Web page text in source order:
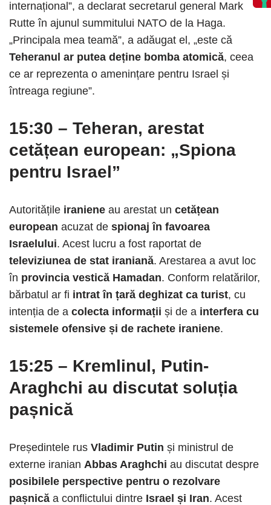
internațional”, a declarat secretarul general Mark
Rutte în ajunul summitului NATO de la Haga.
„Principala mea teamă”, a adăugat el, „este că
Teheranul ar putea deține bomba atomică, ceea
ce ar reprezenta o amenințare pentru Israel și
întreaga regiune”.
15:30 – Teheran, arestat
cetățean european: „Spiona
pentru Israel”
Autoritățile iraniene au arestat un cetățean
european acuzat de spionaj în favoarea
Israelului. Acest lucru a fost raportat de
televiziunea de stat iraniană. Arestarea a avut loc
în provincia vestică Hamadan. Conform relatărilor,
bărbatul ar fi intrat în țară deghizat ca turist, cu
intenția de a colecta informații și de a interfera cu
sistemele ofensive și de rachete iraniene.
15:25 – Kremlinul, Putin-
Araghchi au discutat soluția
pașnică
Președintele rus Vladimir Putin și ministrul de
externe iranian Abbas Araghchi au discutat despre
posibilele perspective pentru o rezolvare
pașnică a conflictului dintre Israel și Iran. Acest